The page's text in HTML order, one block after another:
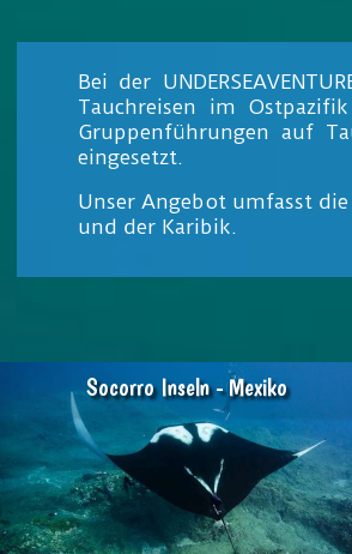
Bei der
Tauchreisen im
Gruppenführungen auf
eingesetzt.
Unser Angebot umfasst
und der Karibik.
Socorro Inseln - Mexiko